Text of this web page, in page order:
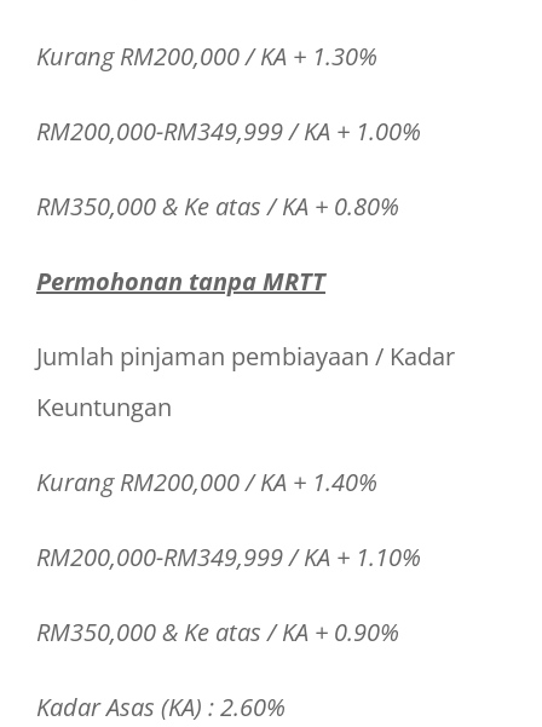
Kurang RM200,000 / KA + 1.30%
RM200,000-RM349,999 / KA + 1.00%
RM350,000 & Ke atas / KA + 0.80%
Permohonan tanpa MRTT
Jumlah pinjaman pembiayaan / Kadar
Keuntungan
Kurang RM200,000 / KA + 1.40%
RM200,000-RM349,999 / KA + 1.10%
RM350,000 & Ke atas / KA + 0.90%
Kadar Asas (KA) : 2.60%